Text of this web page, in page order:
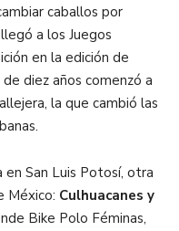
caballos por
a los Juegos
en la edición de
diez años comenzó a
la que cambió las
en San Luis Potosí, otra
México: Culhuacanes y
Bike Polo Féminas,